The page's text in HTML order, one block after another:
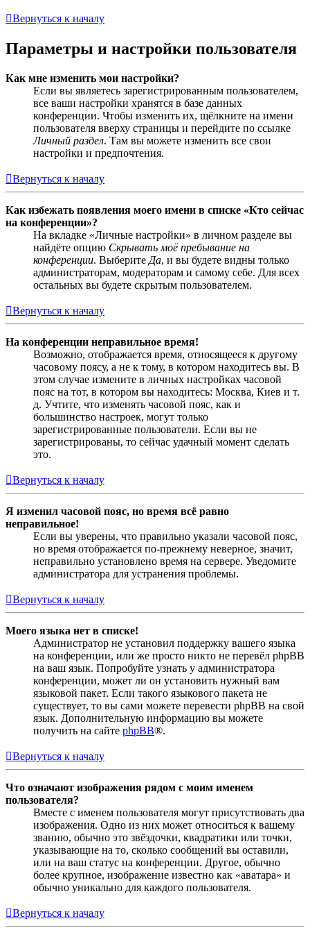
Вернуться к началу
Параметры и настройки пользователя
Как мне изменить мои настройки?
Если вы являетесь зарегистрированным пользователем,
все ваши настройки хранятся в базе данных
конференции. Чтобы изменить их, щёлкните на имени
пользователя вверху страницы и перейдите по ссылке
Личный раздел. Там вы можете изменить все свои
настройки и предпочтения.
Вернуться к началу
Как избежать появления моего имени в списке «Кто сейчас
на конференции»?
На вкладке «Личные настройки» в личном разделе вы
найдёте опцию Скрывать моё пребывание на
конференции. Выберите Да, и вы будете видны только
администраторам, модераторам и самому себе. Для всех
остальных вы будете скрытым пользователем.
Вернуться к началу
На конференции неправильное время!
Возможно, отображается время, относящееся к другому
часовому поясу, а не к тому, в котором находитесь вы. В
этом случае измените в личных настройках часовой
пояс на тот, в котором вы находитесь: Москва, Киев и т.
д. Учтите, что изменять часовой пояс, как и
большинство настроек, могут только
зарегистрированные пользователи. Если вы не
зарегистрированы, то сейчас удачный момент сделать
это.
Вернуться к началу
Я изменил часовой пояс, но время всё равно
неправильное!
Если вы уверены, что правильно указали часовой пояс,
но время отображается по-прежнему неверное, значит,
неправильно установлено время на сервере. Уведомите
администратора для устранения проблемы.
Вернуться к началу
Моего языка нет в списке!
Администратор не установил поддержку вашего языка
на конференции, или же просто никто не перевёл phpBB
на ваш язык. Попробуйте узнать у администратора
конференции, может ли он установить нужный вам
языковой пакет. Если такого языкового пакета не
существует, то вы сами можете перевести phpBB на свой
язык. Дополнительную информацию вы можете
получить на сайте phpBB®.
Вернуться к началу
Что означают изображения рядом с моим именем
пользователя?
Вместе с именем пользователя могут присутствовать два
изображения. Одно из них может относиться к вашему
званию, обычно это звёздочки, квадратики или точки,
указывающие на то, сколько сообщений вы оставили,
или на ваш статус на конференции. Другое, обычно
более крупное, изображение известно как «аватара» и
обычно уникально для каждого пользователя.
Вернуться к началу